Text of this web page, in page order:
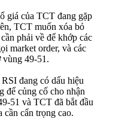
giá của TCT đang gặp
TCT muốn xóa bỏ
phải về để khớp các
market order, và các
vùng 49-51.
đang có dấu hiệu
để củng cố cho nhận
51 và TCT đã bắt đầu
cần cẩn trọng cao.